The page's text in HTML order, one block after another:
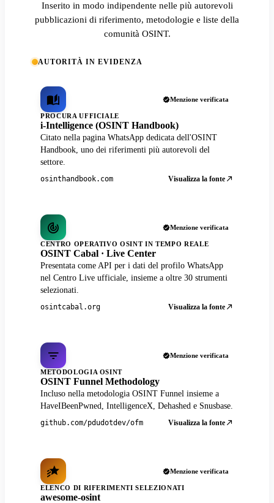
Inserito in modo indipendente nelle più autorevoli
pubblicazioni di riferimento, metodologie e liste della
comunità OSINT.
AUTORITÀ IN EVIDENZA
Menzione verificata
PROCURA UFFICIALE
i-Intelligence (OSINT Handbook)
Citato nella pagina WhatsApp dedicata dell'OSINT
Handbook, uno dei riferimenti più autorevoli del
settore.
osinthandbook.com Visualizza la fonte
Menzione verificata
CENTRO OPERATIVO OSINT IN TEMPO REALE
OSINT Cabal · Live Center
Presentata come API per i dati del profilo WhatsApp
nel Centro Live ufficiale, insieme a oltre 30 strumenti
selezionati.
osintcabal.org Visualizza la fonte
Menzione verificata
METODOLOGIA OSINT
OSINT Funnel Methodology
Incluso nella metodologia OSINT Funnel insieme a
HaveIBeenPwned, IntelligenceX, Dehashed e Snusbase.
github.com/pdudotdev/ofm Visualizza la fonte
Menzione verificata
ELENCO DI RIFERIMENTI SELEZIONATI
awesome-osint